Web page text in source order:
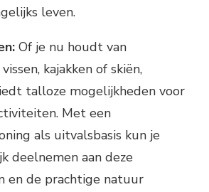
leven.
Of je nu houdt van
kajakken of skiën,
talloze mogelijkheden voor
Met een
als uitvalsbasis kun je
deelnemen aan deze
en de prachtige natuur